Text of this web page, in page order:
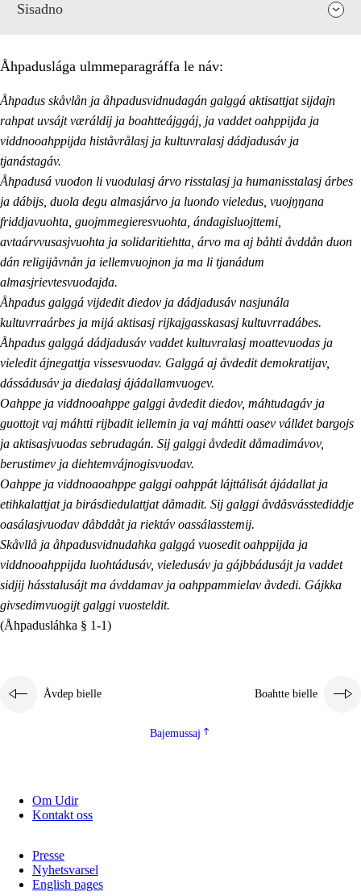
Sisadno
Åhpaduslága ulmmeparagráffa le náv:
Åhpadus skåvlån ja åhpadusvidnudagán galggá aktisattjat sijdajn
rahpat uvsájt væráldij ja boahtteájggáj, ja vaddet oahppijda ja
viddnooahppijda histåvrålasj ja kultuvralasj dádjadusáv ja
tjanástagáv.
Åhpadusá vuodon li vuodulasj árvo risstalasj ja humanisstalasj árbes
ja dábijs, duola degu almasjárvo ja luondo vieledus, vuojŋŋana
friddjavuohta, guojmmegieresvuohta, ándagisluojttemi,
avtaárvvusasjvuohta ja solidaritiehtta, árvo ma aj båhti åvddån duon
dán religijåvnån ja iellemvuojnon ja ma li tjanádum
almasjrievtesvuodajda.
Åhpadus galggá vijdedit diedov ja dádjadusáv nasjunála
kultuvrraárbes ja mijá aktisasj rijkajgasskasasj kultuvrradábes.
Åhpadus galggá dádjadusáv vaddet kultuvralasj moattevuodas ja
vieledit ájnegattja vissesvuodav. Galggá aj åvdedit demokratijav,
dássádusáv ja diedalasj ájádallamvuogev.
Oahppe ja viddnooahppe galggi åvdedit diedov, máhtudagáv ja
guottojt vaj máhtti rijbadit iellemin ja vaj máhtti oasev válldet bargojs
ja aktisasjvuodas sebrudagán. Sij galggi åvdedit dåmadimávov,
berustimev ja diehtemvájnogisvuodav.
Oahppe ja viddnoaoahppe galggi oahppát lájttálisát ájádallat ja
etihkalattjat ja birásdiedulattjat dåmadit. Sij galggi åvdåsvásstediddje
oasálasjvuodav dåbddåt ja riektáv oassálasstemij.
Skåvllå ja åhpadusvidnudahka galggá vuosedit oahppijda ja
viddnooahppijda luohtádusáv, vieledusáv ja gájbbádusájt ja vaddet
sidjij hásstalusájt ma ávddamav ja oahppammielav åvdedi. Gájkka
givsedimvuogijt galggi vuosteldit.
(Åhpadusláhka § 1-1)
Åvdep bielle Boahtte bielle
Bajemussaj
Om Udir
Kontakt oss
Presse
Nyhetsvarsel
English pages